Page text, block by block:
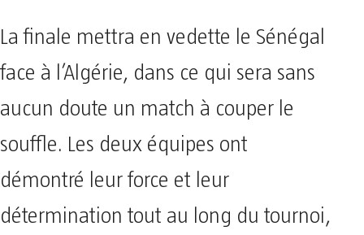
La finale mettra en vedette le Sénégal
face à l’Algérie, dans ce qui sera sans
aucun doute un match à couper le
souffle. Les deux équipes ont
démontré leur force et leur
détermination tout au long du tournoi,